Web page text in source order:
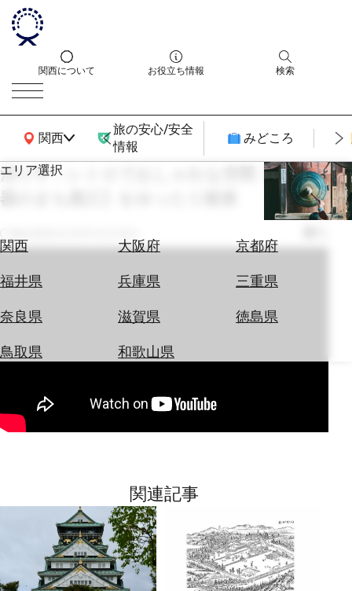
関西について お役立ち情報 検索
関西
関西広域MAP
旅の安心/安全
情報
みどころ
エリア選択
関西 大阪府
京都府
福井県
兵庫県
三重県
奈良県
滋賀県
徳島県
鳥取県
和歌山県
エ
選
券
テ
を
す
を
沼り中！レトロでおしゃれな空間【紀州漆
器のまち黒江】をゆったり散策
関連記事